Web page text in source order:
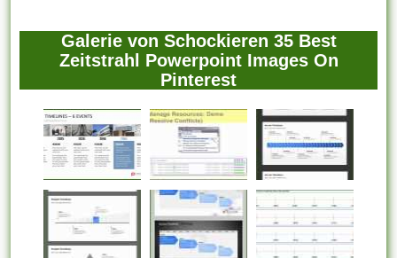
Galerie von Schockieren 35 Best
Zeitstrahl Powerpoint Images On
Pinterest